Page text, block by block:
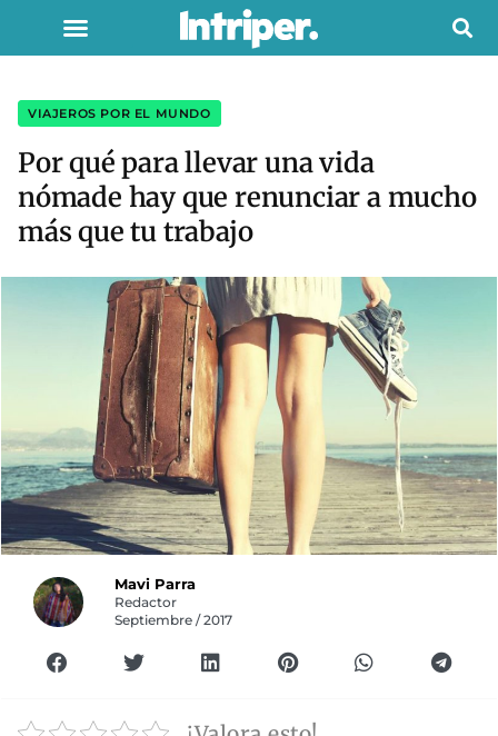
VIAJEROS POR EL MUNDO
Por qué para llevar una vida
nómade hay que renunciar a mucho
más que tu trabajo
Mavi Parra
Redactor
Septiembre / 2017